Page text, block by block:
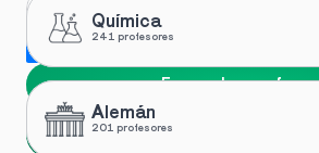
Encuentra profesor
Química
241 profesores
Alemán
201 profesores